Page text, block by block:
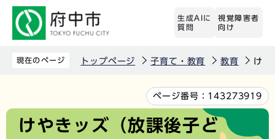
先
生成AIに
質問
視覚障害者
向け
現在のページ トップページ 子育て・教育 教育 けや
文
ページ番号： 143273919
けやきッズ（放課後子ど